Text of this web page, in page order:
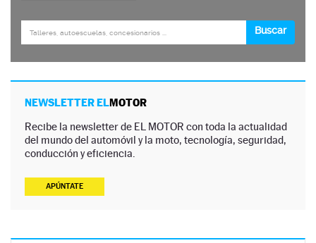
NEWSLETTER ELMOTOR
Recibe la newsletter de EL MOTOR con toda la actualidad
del mundo del automóvil y la moto, tecnología, seguridad,
conducción y eficiencia.
APÚNTATE